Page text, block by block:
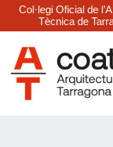
Col·legi Oficial de
Tècnica de